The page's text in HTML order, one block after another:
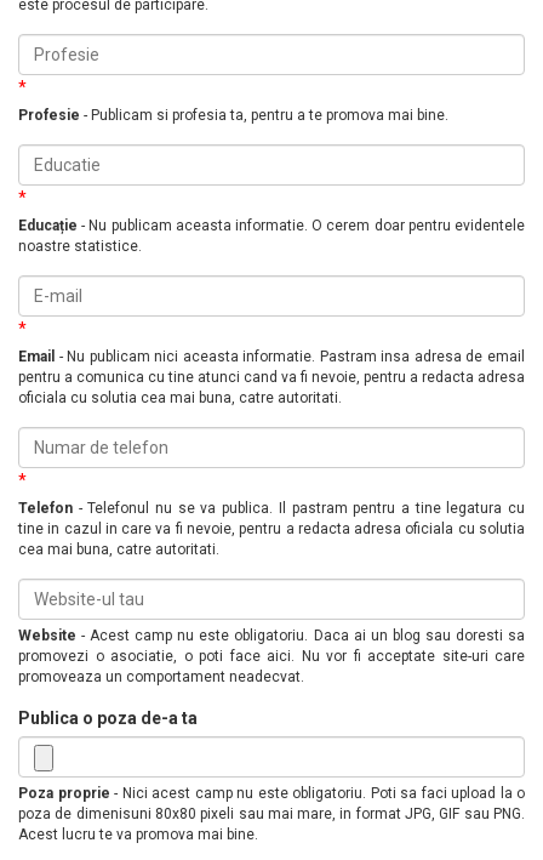
este procesul de participare.
*
Profesie - Publicam si profesia ta, pentru a te promova mai bine.
*
Educație - Nu publicam aceasta informatie. O cerem doar pentru evidentele
noastre statistice.
*
Email - Nu publicam nici aceasta informatie. Pastram insa adresa de email
pentru a comunica cu tine atunci cand va fi nevoie, pentru a redacta adresa
oficiala cu solutia cea mai buna, catre autoritati.
*
Telefon - Telefonul nu se va publica. Il pastram pentru a tine legatura cu
tine in cazul in care va fi nevoie, pentru a redacta adresa oficiala cu solutia
cea mai buna, catre autoritati.
Website - Acest camp nu este obligatoriu. Daca ai un blog sau doresti sa
promovezi o asociatie, o poti face aici. Nu vor fi acceptate site-uri care
promoveaza un comportament neadecvat.
Publica o poza de-a ta
Poza proprie - Nici acest camp nu este obligatoriu. Poti sa faci upload la o
poza de dimenisuni 80x80 pixeli sau mai mare, in format JPG, GIF sau PNG.
Acest lucru te va promova mai bine.